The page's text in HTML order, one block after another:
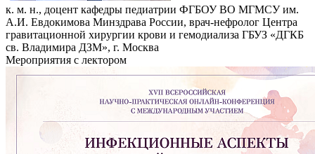
к. м. н., доцент кафедры педиатрии ФГБОУ ВО МГМСУ им.
А.И. Евдокимова Минздрава России, врач-нефролог Центра
гравитационной хирургии крови и гемодиализа ГБУЗ «ДГКБ
св. Владимира ДЗМ», г. Москва
Мероприятия с лектором